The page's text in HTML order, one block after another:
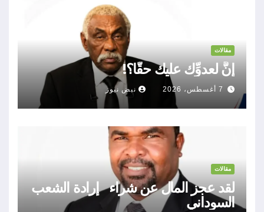
مقالات
إنَّ لعدوِّك عليك حقًّا؟!
7 أغسطس، 2026 نبض نيوز
مقالات
لقد عجز المال عن شراء إرادة الشعب
السوداني